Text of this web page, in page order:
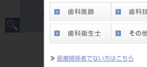
≫ 医療関係者でない方はこちら
JAN/EAN
標準価格
価格の確認